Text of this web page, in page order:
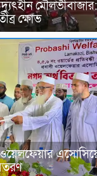
ক্ষোভ
ওয়েলফেয়ার